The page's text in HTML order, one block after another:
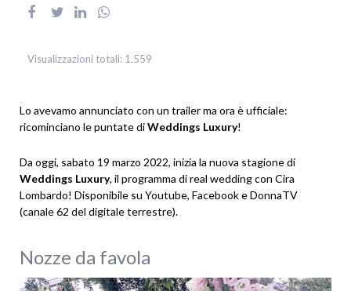
Visualizzazioni totali: 1.559
Lo avevamo annunciato con un trailer ma ora è ufficiale:
ricominciano le puntate diWeddings Luxury!
Da oggi, sabato 19 marzo 2022, inizia la nuova stagione di
Weddings Luxury, il programma di real wedding con Cira
Lombardo! Disponibile su Youtube, Facebook e DonnaTV
(canale 62 del digitale terrestre).
Nozze da favola